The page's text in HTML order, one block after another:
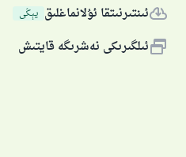
ئىنتىرنىتقا ئۇلانماغلىق يېڭى
ئىلگىرىكى نەشرىگە قايتىش